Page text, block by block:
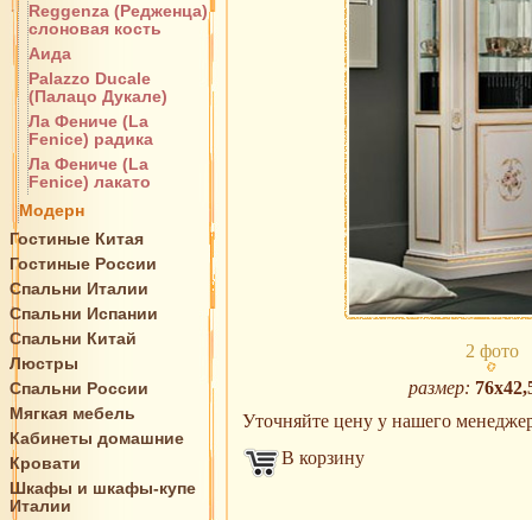
Reggenza (Редженца)
слоновая кость
Аида
Palazzo Ducale
(Палацо Дукале)
Ла Фениче (La
Fenice) радика
Ла Фениче (La
Fenice) лакато
Модерн
Гостиные Китая
Гостиные России
Спальни Италии
Спальни Испании
Спальни Китай
Люстры
Спальни России
Мягкая мебель
Кабинеты домашние
Кровати
Шкафы и шкафы-купе
Италии
2 фото
размер:
Уточняйте цену у нашего
В корзину